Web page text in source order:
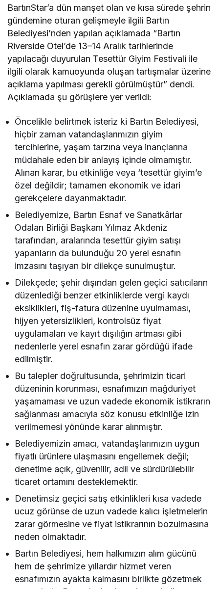
BartınStar’a dün manşet olan ve kısa sürede şehrin
gündemine oturan gelişmeyle ilgili Bartın
Belediyesi’nden yapılan açıklamada “Bartın
Riverside Otel’de 13–14 Aralık tarihlerinde
yapılacağı duyurulan Tesettür Giyim Festivali ile
ilgili olarak kamuoyunda oluşan tartışmalar üzerine
açıklama yapılması gerekli görülmüştür” dendi.
Açıklamada şu görüşlere yer verildi:
Öncelikle belirtmek isteriz ki Bartın Belediyesi,
hiçbir zaman vatandaşlarımızın giyim
tercihlerine, yaşam tarzına veya inançlarına
müdahale eden bir anlayış içinde olmamıştır.
Alınan karar, bu etkinliğe veya ‘tesettür giyim’e
özel değildir; tamamen ekonomik ve idari
gerekçelere dayanmaktadır.
Belediyemize, Bartın Esnaf ve Sanatkârlar
Odaları Birliği Başkanı Yılmaz Akdeniz
tarafından, aralarında tesettür giyim satışı
yapanların da bulunduğu 20 yerel esnafın
imzasını taşıyan bir dilekçe sunulmuştur.
Dilekçede; şehir dışından gelen geçici satıcıların
düzenlediği benzer etkinliklerde vergi kaydı
eksiklikleri, fiş-fatura düzenine uyulmaması,
hijyen yetersizlikleri, kontrolsüz fiyat
uygulamaları ve kayıt dışılığın artması gibi
nedenlerle yerel esnafın zarar gördüğü ifade
edilmiştir.
Bu talepler doğrultusunda, şehrimizin ticari
düzeninin korunması, esnafımızın mağduriyet
yaşamaması ve uzun vadede ekonomik istikrarın
sağlanması amacıyla söz konusu etkinliğe izin
verilmemesi yönünde karar alınmıştır.
Belediyemizin amacı, vatandaşlarımızın uygun
fiyatlı ürünlere ulaşmasını engellemek değil;
denetime açık, güvenilir, adil ve sürdürülebilir
ticaret ortamını desteklemektir.
Denetimsiz geçici satış etkinlikleri kısa vadede
ucuz görünse de uzun vadede kalıcı işletmelerin
zarar görmesine ve fiyat istikrarının bozulmasına
neden olmaktadır.
Bartın Belediyesi, hem halkımızın alım gücünü
hem de şehrimize yıllardır hizmet veren
esnafımızın ayakta kalmasını birlikte gözetmek